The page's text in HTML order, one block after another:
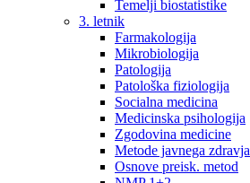
Temelji biostatistike
3. letnik
Farmakologija
Mikrobiologija
Patologija
Patološka fiziologija
Socialna medicina
Medicinska psihologija
Zgodovina medicine
Metode javnega zdravja
Osnove preisk. metod